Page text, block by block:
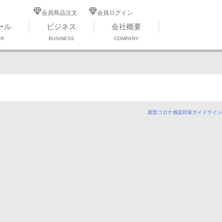
会員商品注文 会員ログイン
ル ビジネス
BUSINESS
会社概要
COMPANY
新型コロナ感染対策ガイドライン